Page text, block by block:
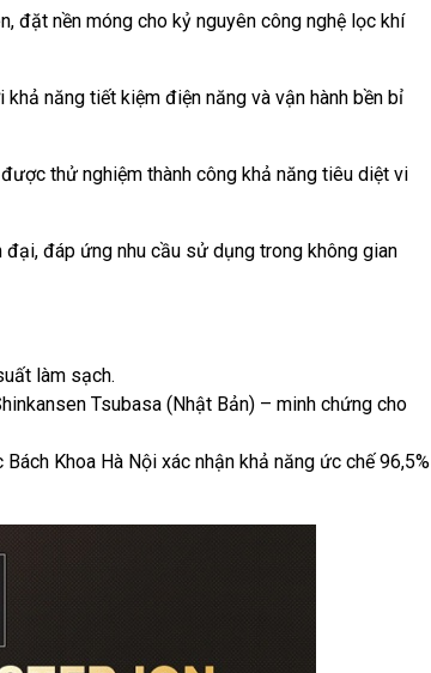
đặt nền móng cho kỷ nguyên công nghệ lọc khí
năng tiết kiệm điện năng và vận hành bền bỉ
thử nghiệm thành công khả năng tiêu diệt vi
đại, đáp ứng nhu cầu sử dụng trong không gian
làm sạch.
Tsubasa (Nhật Bản) – minh chứng cho
Khoa Hà Nội xác nhận khả năng ức chế 96,5%